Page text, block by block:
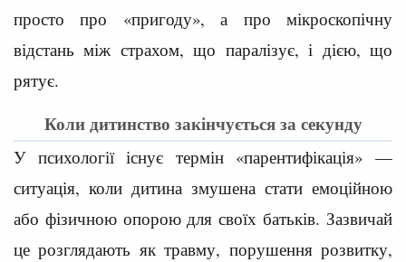
просто про «пригоду», а про мікроскопічну
відстань між страхом, що паралізує, і дією, що
рятує.
Коли дитинство закінчується за секунду
У психології існує термін «парентифікація» —
ситуація, коли дитина змушена стати емоційною
або фізичною опорою для своїх батьків. Зазвичай
це розглядають як травму, порушення розвитку,